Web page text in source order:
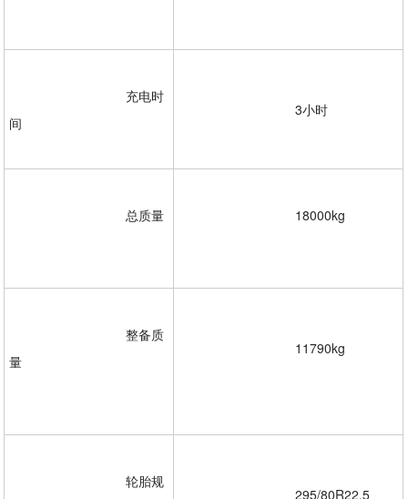
间
				3小时
				总质量
				18000kg
				整备质
量
				11790kg
				轮胎规
				295/80R22.5